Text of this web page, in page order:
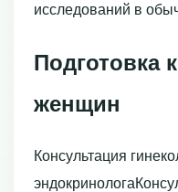
исследований в
Подготовка
женщин
Консультация